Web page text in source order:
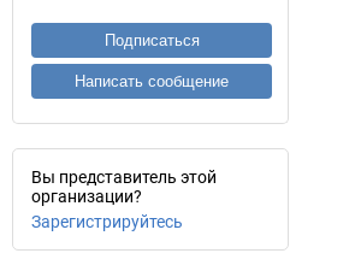
Подписаться
Написать сообщение
Вы представитель этой
организации?
Зарегистрируйтесь